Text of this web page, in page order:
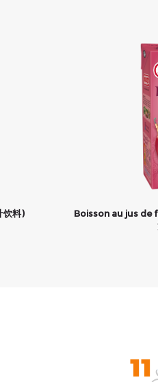
饮料)
Boisson au jus de